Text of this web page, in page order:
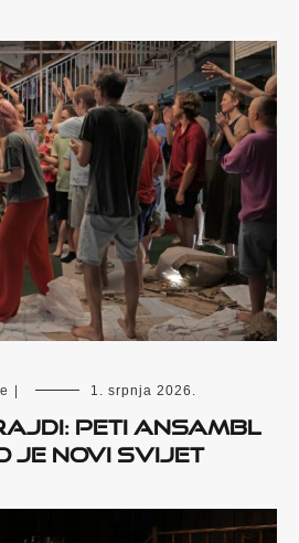
| 1. srpnja 2026.
Peti ansambl
je novi svijet